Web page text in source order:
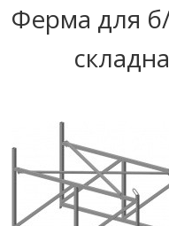
Ферма для